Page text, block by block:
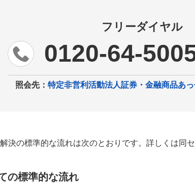
フリーダイヤル
0120-64-
照会先： 特定非営利活動法人証券・金融商品あ
決の標準的な流れは次のとおりです。詳しくは同
の標準的な流れ